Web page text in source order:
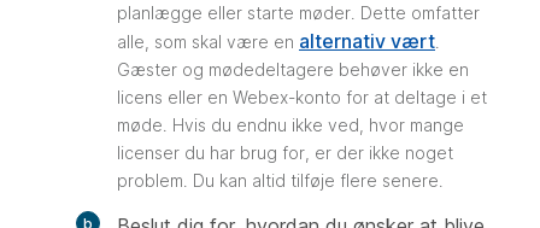
planlægge eller starte møder. Dette omfatter
alle, som skal være en alternativ vært
Gæster og mødedeltagere behøver ikke en
licens eller en Webex-konto for at deltage i et
møde. Hvis du endnu ikke ved, hvor mange
licenser du har brug for, er der ikke noget
problem. Du kan altid tilføje flere senere.